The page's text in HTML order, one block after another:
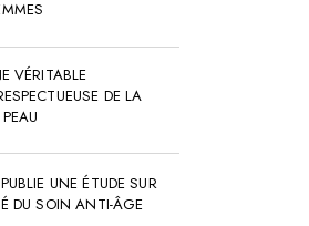
VÉRITABLE
DE LA
UNE ÉTUDE SUR
DU SOIN ANTI-ÂGE